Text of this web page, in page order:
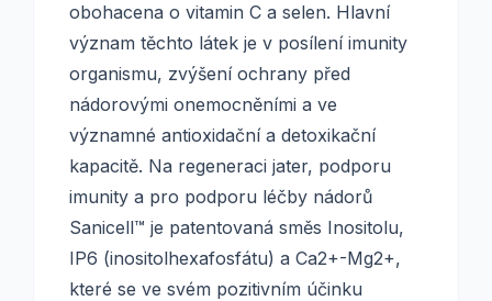
obohacena o vitamin C a selen. Hlavní
význam těchto látek je v posílení imunity
organismu, zvýšení ochrany před
nádorovými onemocněními a ve
významné antioxidační a detoxikační
kapacitě. Na regeneraci jater, podporu
imunity a pro podporu léčby nádorů
Sanicell™ je patentovaná směs Inositolu,
IP6 (inositolhexa­fosfátu) a Ca2+-Mg2+,
které se ve svém pozitivním účinku